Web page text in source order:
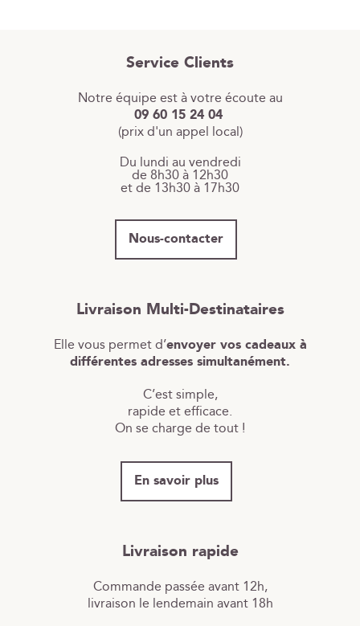
Service Clients
Notre équipe est à votre écoute au
09 60 15 24 04
(prix d'un appel local)
Du lundi au vendredi
de 8h30 à 12h30
et de 13h30 à 17h30
Nous-contacter
Livraison Multi-Destinataires
Elle vous permet d’envoyer vos cadeaux à
différentes adresses simultanément.
C’est simple,
rapide et efficace.
On se charge de tout !
En savoir plus
Livraison rapide
Commande passée avant 12h,
livraison le lendemain avant 18h